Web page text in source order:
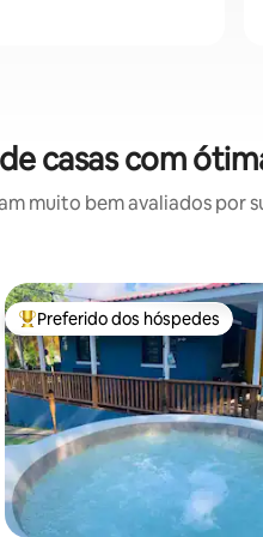
casas com
muito bem avaliados por
Entre os melhores preferidos
Preferido dos hóspedes